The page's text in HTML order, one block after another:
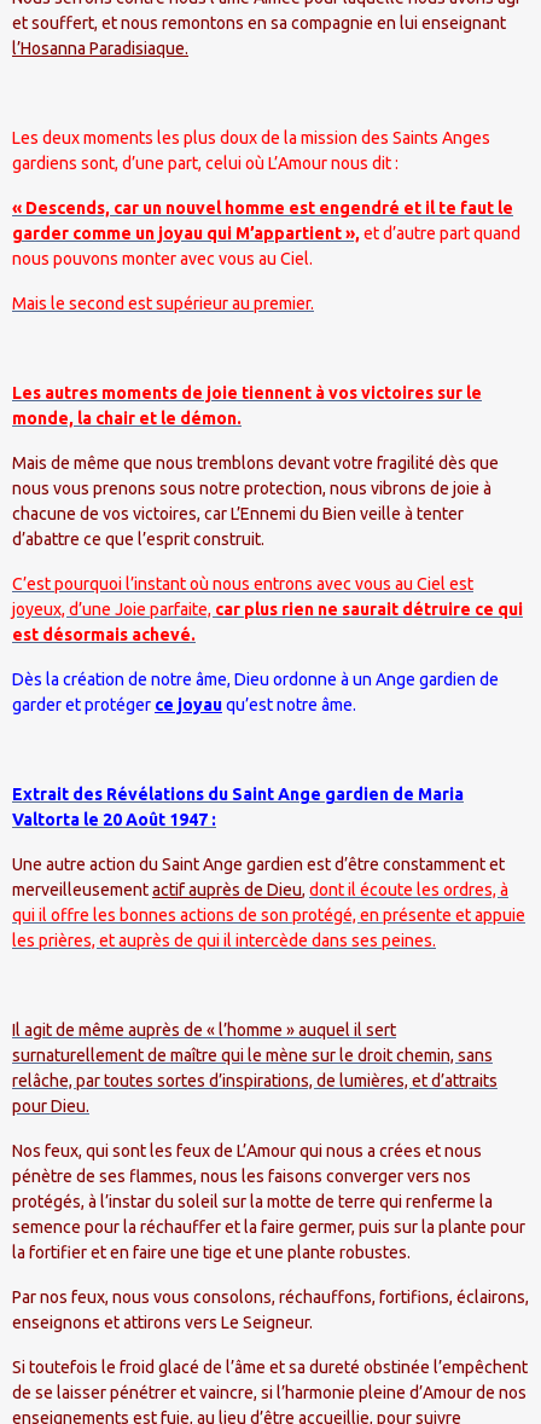
et souffert, et nous remontons en sa compagnie en lui enseignant
l’Hosanna Paradisiaque.
Les deux moments les plus doux de la mission des Saints Anges
gardiens sont, d’une part, celui où L’Amour nous dit :
« Descends, car un nouvel homme est engendré et il te faut le
garder comme un joyau qui M’appartient »,et d’autre part quand
nous pouvons monter avec vous au Ciel.
Mais le second est supérieur au premier.
Les autres moments de joie tiennent à vos victoires sur le
monde, la chair et le démon.
Mais de même que nous tremblons devant votre fragilité dès que
nous vous prenons sous notre protection, nous vibrons de joie à
chacune de vos victoires, car L’Ennemi du Bien veille à tenter
d’abattre ce que l’esprit construit.
C’est pourquoi l’instant où nous entrons avec vous au Ciel est
joyeux, d’une Joie parfaite, car plus rien ne saurait détruire ce qui
est désormais achevé.
Dès la création de notre âme, Dieu ordonne à un Ange gardien de
garder et protéger ce joyauqu’est notre âme.
Extrait des Révélations du Saint Ange gardien de Maria
Valtorta le 20 Août 1947 :
Une autre action du Saint Ange gardien est d’être constamment et
merveilleusementactif auprès de Dieu, dont il écoute les ordres, à
qui il offre les bonnes actions de son protégé, en présente et appuie
les prières, et auprès de qui il intercède dans ses peines.
Il agit de même auprès de « l’homme » auquel il sert
surnaturellement de maître qui le mène sur le droit chemin, sans
relâche, par toutes sortes d’inspirations, de lumières, et d’attraits
pour Dieu.
Nos feux, qui sont les feux de L’Amour qui nous a crées et nous
pénètre de ses flammes, nous les faisons converger vers nos
protégés, à l’instar du soleil sur la motte de terre qui renferme la
semence pour la réchauffer et la faire germer, puis sur la plante pour
la fortifier et en faire une tige et une plante robustes.
Par nos feux, nous vous consolons, réchauffons, fortifions, éclairons,
enseignons et attirons vers Le Seigneur.
Si toutefois le froid glacé de l’âme et sa dureté obstinée l’empêchent
de se laisser pénétrer et vaincre, si l’harmonie pleine d’Amour de nos
enseignements est fuie, au lieu d’être accueillie, pour suivre